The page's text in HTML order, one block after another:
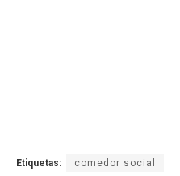
Etiquetas: comedor social